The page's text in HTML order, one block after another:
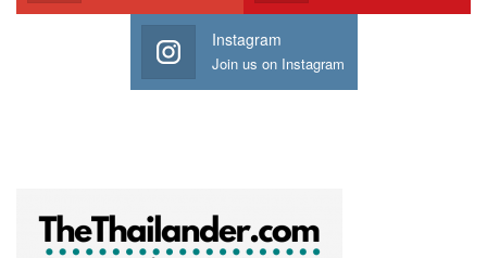
Instagram
Join us on Instagram